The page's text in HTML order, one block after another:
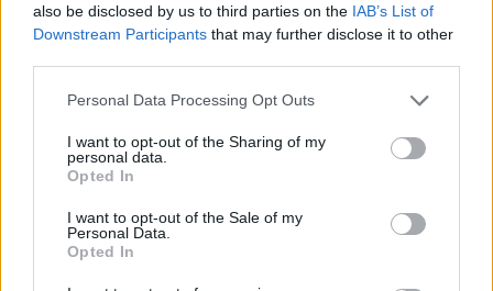
also be disclosed by us to third parties on the IAB’s List of
Downstream Participants that may further disclose it to other
Personal Data Processing Opt Outs
I want to opt-out of the Sharing of my
personal data.
Opted In
I want to opt-out of the Sale of my
Personal Data.
Opted In
δυνάμεις της ευρύτερης Κεντροαριστεράς και της
Αριστεράς, τονίζοντας ότι ο βασικός πολιτικός
αντίπαλος είναι η Νέα Δημοκρατία.
τον διάλογο. Ο αντίπαλός μας πρέπει να είναι η
Νέα Δημοκρατία. Διαφορετικά δημιουργείται
προς τον Κυριάκο Μητσοτάκη», ανέφερε
χαρακτηριστικά.